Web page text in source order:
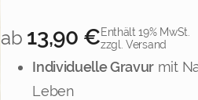
ab 13,90 €Enthält 19% MwSt.
zzgl. Versand
Individuelle Gravur mit
Leben